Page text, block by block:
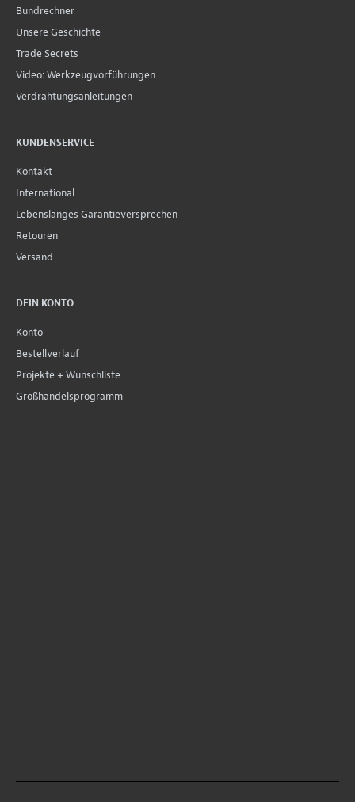
Bundrechner
Unsere Geschichte
Trade Secrets
Video: Werkzeugvorführungen
Verdrahtungsanleitungen
KUNDENSERVICE
Kontakt
International
Lebenslanges Garantieversprechen
Retouren
Versand
DEIN KONTO
Konto
Bestellverlauf
Projekte + Wunschliste
Großhandelsprogramm